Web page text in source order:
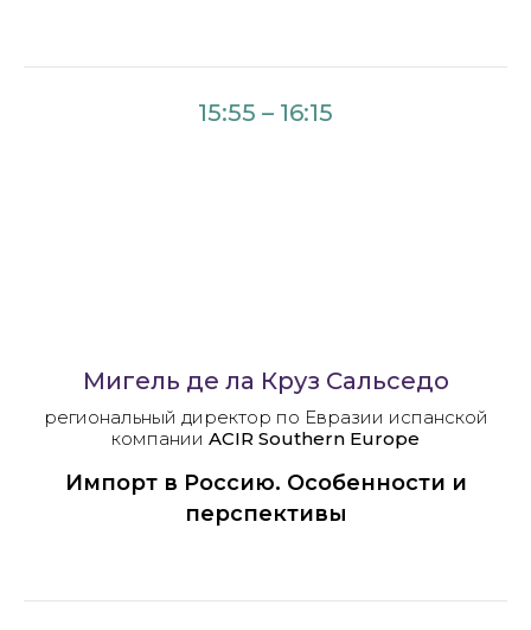
15:55 – 16:15
Мигель де ла Круз Сальседо
региональный директор по Евразии испанской
компании ACIR Southern Europe
Импорт в Россию. Особенности и
перспективы